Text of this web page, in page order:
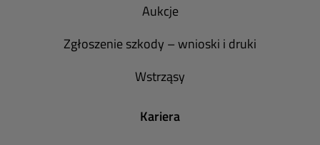
Aukcje
Zgłoszenie szkody – wnioski i druki
Wstrząsy
Kariera